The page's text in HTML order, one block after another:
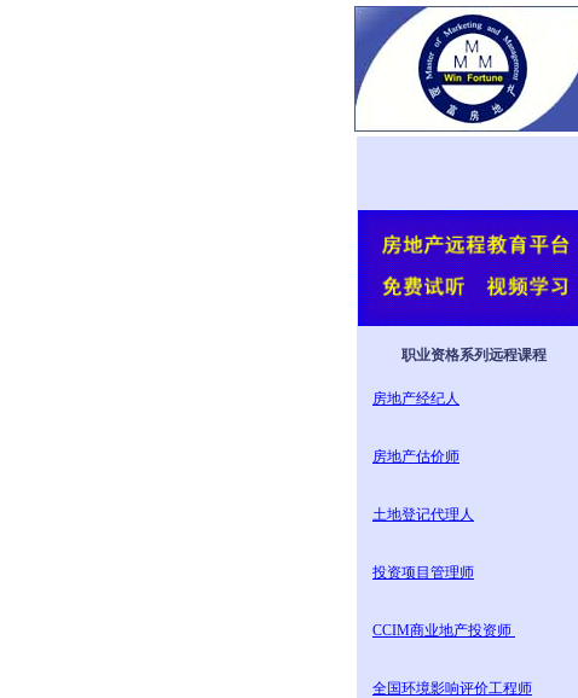
职业资格系列远程课程
房地产经纪人
房地产估价师
土地登记代理人
投资项目管理师
CCIM商业地产投资师
全国环境影响评价工程师